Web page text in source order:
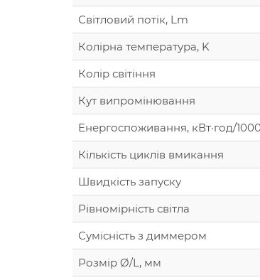
Світловий потік, Lm
Колірна температура, K
Колір світіння
Кут випромінювання
Енергоспоживання, кВт·год/
Кількість циклів вмикання
Швидкість запуску
Рівномірність світла
Сумісність з диммером
Розмір Ø/L, мм